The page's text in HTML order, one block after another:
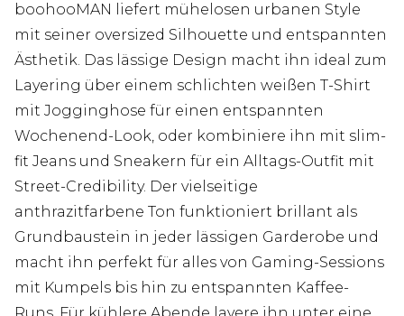
boohooMAN liefert mühelosen urbanen Style
mit seiner oversized Silhouette und entspannten
Ästhetik. Das lässige Design macht ihn ideal zum
Layering über einem schlichten weißen T-Shirt
mit Jogginghose für einen entspannten
Wochenend-Look, oder kombiniere ihn mit slim-
fit Jeans und Sneakern für ein Alltags-Outfit mit
Street-Credibility. Der vielseitige
anthrazitfarbene Ton funktioniert brillant als
Grundbaustein in jeder lässigen Garderobe und
macht ihn perfekt für alles von Gaming-Sessions
mit Kumpels bis hin zu entspannten Kaffee-